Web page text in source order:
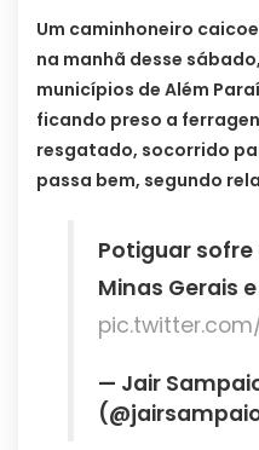
Um caminhoneiro
na manhã desse
municípios de Além
ficando preso a
resgatado, socorrido
passa bem, segundo
Potiguar
Minas Gerais
pic.twitter.com/
— Jair